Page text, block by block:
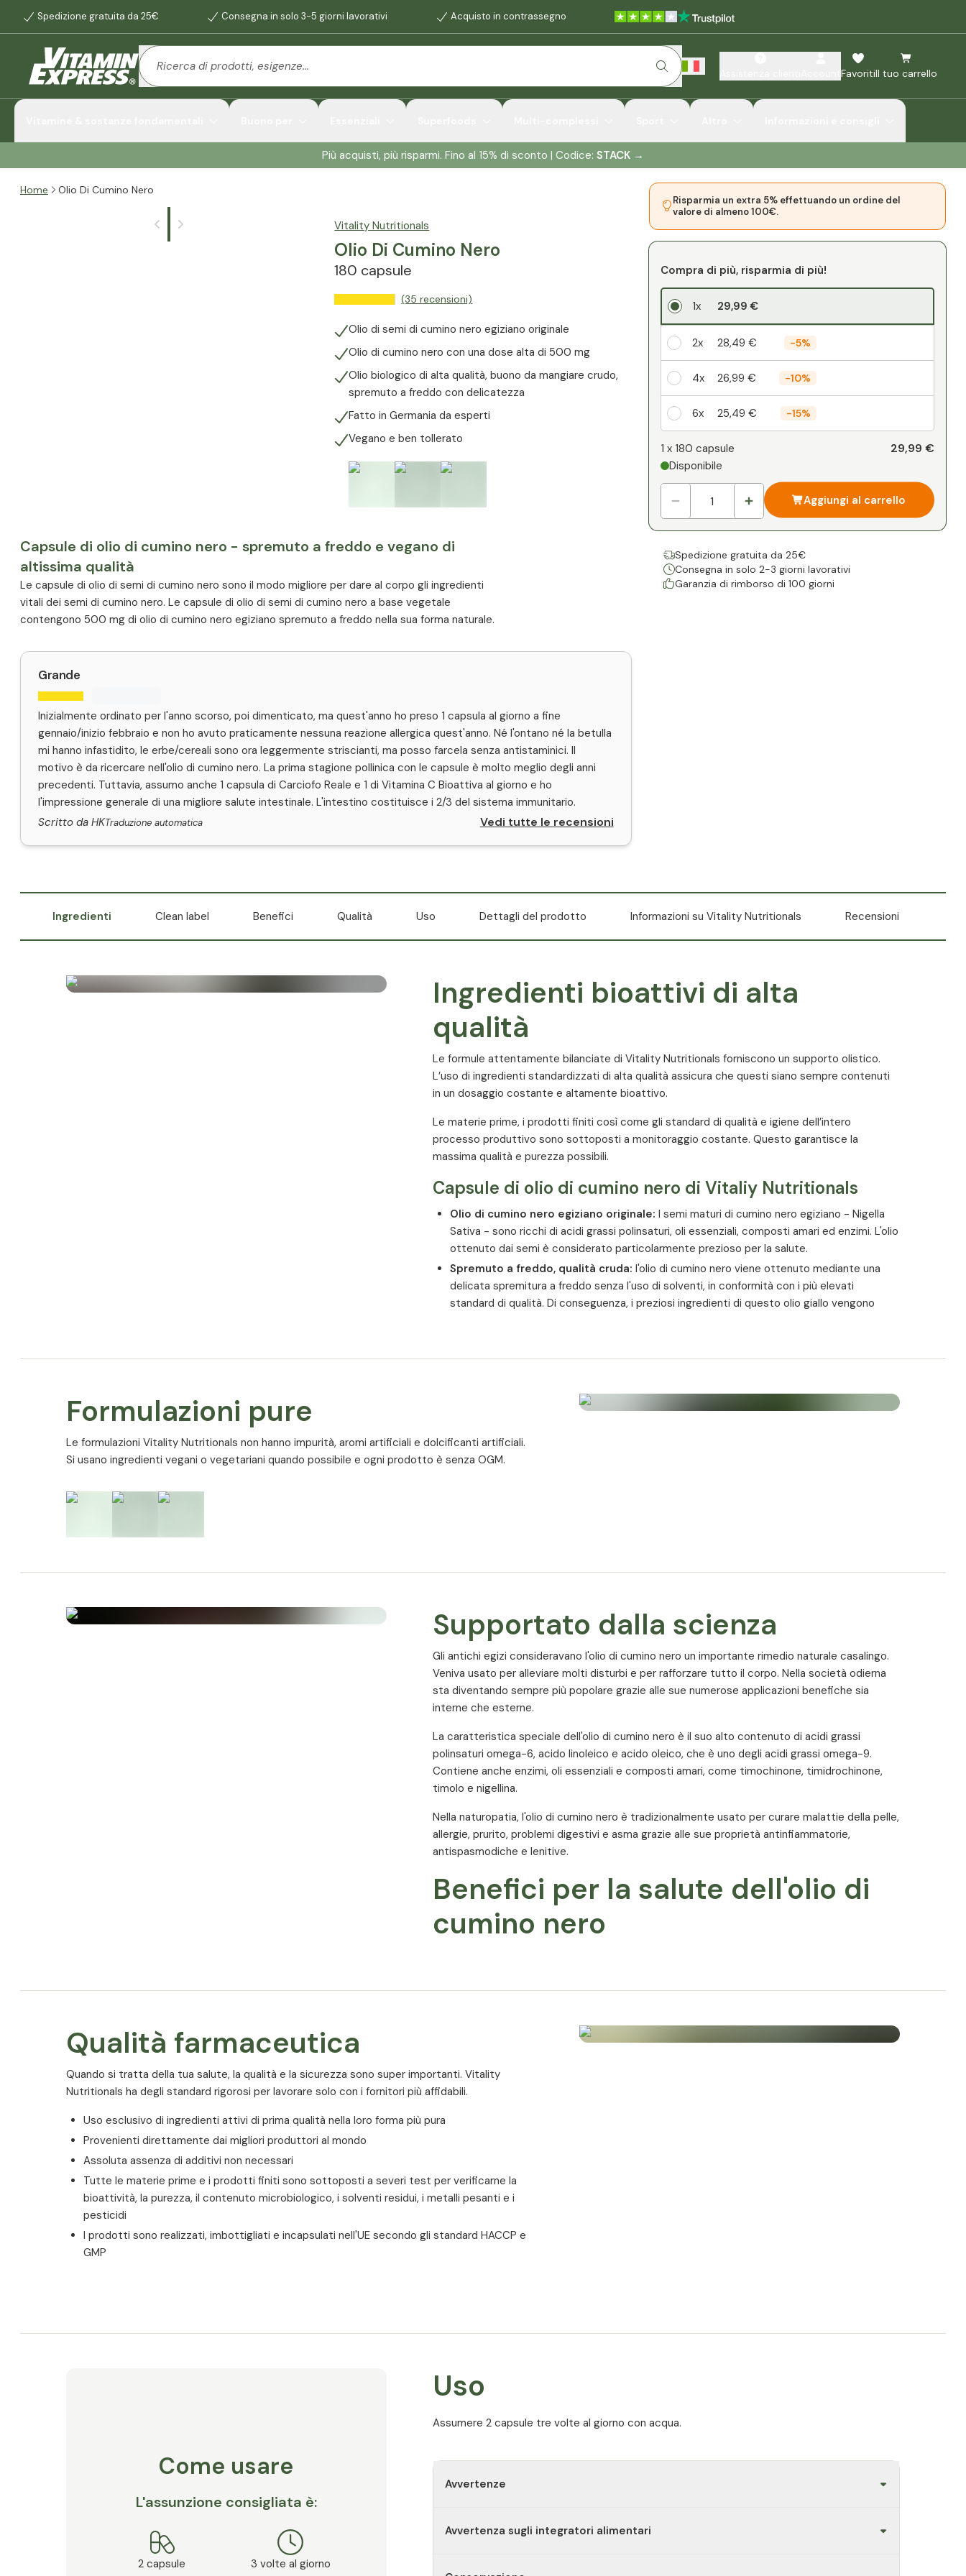
Spedizione gratuita da 25€ Consegna in solo 3-5 giorni lavorativi Acquisto in contrassegno
FavoritiIl tuo carrello
Più acquisti, più risparmi. Fino al 15% di sconto | Codice: STACK →
Home Olio Di Cumino Nero
Vitality Nutritionals
Olio Di Cumino Nero
180 capsule
(35 recensioni)
Olio di semi di cumino nero egiziano originale
Olio di cumino nero con una dose alta di 500 mg
Olio biologico di alta qualità, buono da mangiare crudo,
spremuto a freddo con delicatezza
Fatto in Germania da esperti
Vegano e ben tollerato
Risparmia un extra 5% effettuando un ordine del
valore di almeno 100€.
Compra di più, risparmia di più!
1x 29,99 €
2x 28,49 € -5%
4x 26,99 € -10%
6x 25,49 € -15%
1x 0,00 €
1 x 180 capsule
Disponibile
29,99 €
Aggiungi al carrello
Spedizione gratuita da 25€
Consegna in solo 2-3 giorni lavorativi
Garanzia di rimborso di 100 giorni
Capsule di olio di cumino nero - spremuto a freddo e vegano di
altissima qualità
Le capsule di olio di semi di cumino nero sono il modo migliore per dare al corpo gli ingredienti
vitali dei semi di cumino nero. Le capsule di olio di semi di cumino nero a base vegetale
contengono 500 mg di olio di cumino nero egiziano spremuto a freddo nella sua forma naturale.
Grande
Inizialmente ordinato per l'anno scorso, poi dimenticato, ma quest'anno ho preso 1 capsula al giorno a fine
gennaio/inizio febbraio e non ho avuto praticamente nessuna reazione allergica quest'anno. Né l'ontano né la betulla
mi hanno infastidito, le erbe/cereali sono ora leggermente striscianti, ma posso farcela senza antistaminici. Il
motivo è da ricercare nell'olio di cumino nero. La prima stagione pollinica con le capsule è molto meglio degli anni
precedenti. Tuttavia, assumo anche 1 capsula di Carciofo Reale e 1 di Vitamina C Bioattiva al giorno e ho
l'impressione generale di una migliore salute intestinale. L'intestino costituisce i 2/3 del sistema immunitario.
Scritto da HKTraduzione automatica Vedi tutte le recensioni
Ingredienti Clean label Benefici Qualità Uso Dettagli del prodotto Informazioni su Vitality Nutritionals Recensioni
Ingredienti bioattivi di alta
qualità
Le formule attentamente bilanciate di Vitality Nutritionals forniscono un supporto olistico.
L’uso di ingredienti standardizzati di alta qualità assicura che questi siano sempre contenuti
in un dosaggio costante e altamente bioattivo.
Le materie prime, i prodotti finiti così come gli standard di qualità e igiene dell’intero
processo produttivo sono sottoposti a monitoraggio costante. Questo garantisce la
massima qualità e purezza possibili.
Capsule di olio di cumino nero di Vitaliy Nutritionals
Olio di cumino nero egiziano originale: I semi maturi di cumino nero egiziano - Nigella
Sativa - sono ricchi di acidi grassi polinsaturi, oli essenziali, composti amari ed enzimi. L'olio
ottenuto dai semi è considerato particolarmente prezioso per la salute.
Spremuto a freddo, qualità cruda: l'olio di cumino nero viene ottenuto mediante una
delicata spremitura a freddo senza l'uso di solventi, in conformità con i più elevati
standard di qualità. Di conseguenza, i preziosi ingredienti di questo olio giallo vengono
freddo al 100% naturale nella sua forma naturale e più efficace. L'olio di cumino nero
Ogni capsula fornisce il dosaggio ottimale: ogni capsula contiene 500 mg di olio di
capsule. Grazie alla loro forma ovale, le capsule sono facili da deglutire.
Prodotto da esperti:
Naturalmente puro e vegano:l'olio di semi di cumino nero è privo di conservanti,
capsule vegetali e quindi adatto anche a vegani e vegetariani.
Dati nutrizionali
Dose giornaliera raccomandata:3 x 2 capsules
Quantità per 6 capsules
Olio di semi di cumino nero
Formulazioni pure
Le formulazioni Vitality Nutritionals non hanno impurità, aromi artificiali e dolcificanti artificiali.
Si usano ingredienti vegani o vegetariani quando possibile e ogni prodotto è senza OGM.
Supportato dalla scienza
Gli antichi egizi consideravano l'olio di cumino nero un importante rimedio naturale casalingo.
Veniva usato per alleviare molti disturbi e per rafforzare tutto il corpo. Nella società odierna
sta diventando sempre più popolare grazie alle sue numerose applicazioni benefiche sia
interne che esterne.
La caratteristica speciale dell'olio di cumino nero è il suo alto contenuto di acidi grassi
polinsaturi omega-6, acido linoleico e acido oleico, che è uno degli acidi grassi omega-9.
Contiene anche enzimi, oli essenziali e composti amari, come timochinone, timidrochinone,
timolo e nigellina.
Nella naturopatia, l'olio di cumino nero è tradizionalmente usato per curare malattie della pelle,
allergie, prurito, problemi digestivi e asma grazie alle sue proprietà antinfiammatorie,
antispasmodiche e lenitive.
Benefici per la salute dell'olio di
cumino nero
che esternamente, per curare problemi di salute.
dall'organismo. Queste sono coinvolte nella regolazione del sistema immunitario, nella
prolungata, si riduce la suscettibilità alle allergie, il che può avere un effetto positivo su
raffreddore da fieno, allergie e asma.
Grazie al suo alto contenuto di acidi grassi insaturi, l'olio di cumino nero ha anche un effetto
Il timochinone blocca la formazione dei leucotrieni. Queste sostanze messaggere giocano un
ruolo nell'infiammazione e nell'asma.
trattamento dell'acne e aiuta a guarire le imperfezioni della pelle.
Qualità farmaceutica
Quando si tratta della tua salute, la qualità e la sicurezza sono super importanti. Vitality
Nutritionals ha degli standard rigorosi per lavorare solo con i fornitori più affidabili.
Uso esclusivo di ingredienti attivi di prima qualità nella loro forma più pura
Provenienti direttamente dai migliori produttori al mondo
Assoluta assenza di additivi non necessari
Tutte le materie prime e i prodotti finiti sono sottoposti a severi test per verificarne la
bioattività, la purezza, il contenuto microbiologico, i solventi residui, i metalli pesanti e i
pesticidi
I prodotti sono realizzati, imbottigliati e incapsulati nell'UE secondo gli standard HACCP e
GMP
Come usare
L'assunzione consigliata è:
2 capsule 3 volte al giorno
Uso
Assumere 2 capsule tre volte al giorno con acqua.
Avvertenze
Avvertenza sugli integratori alimentari